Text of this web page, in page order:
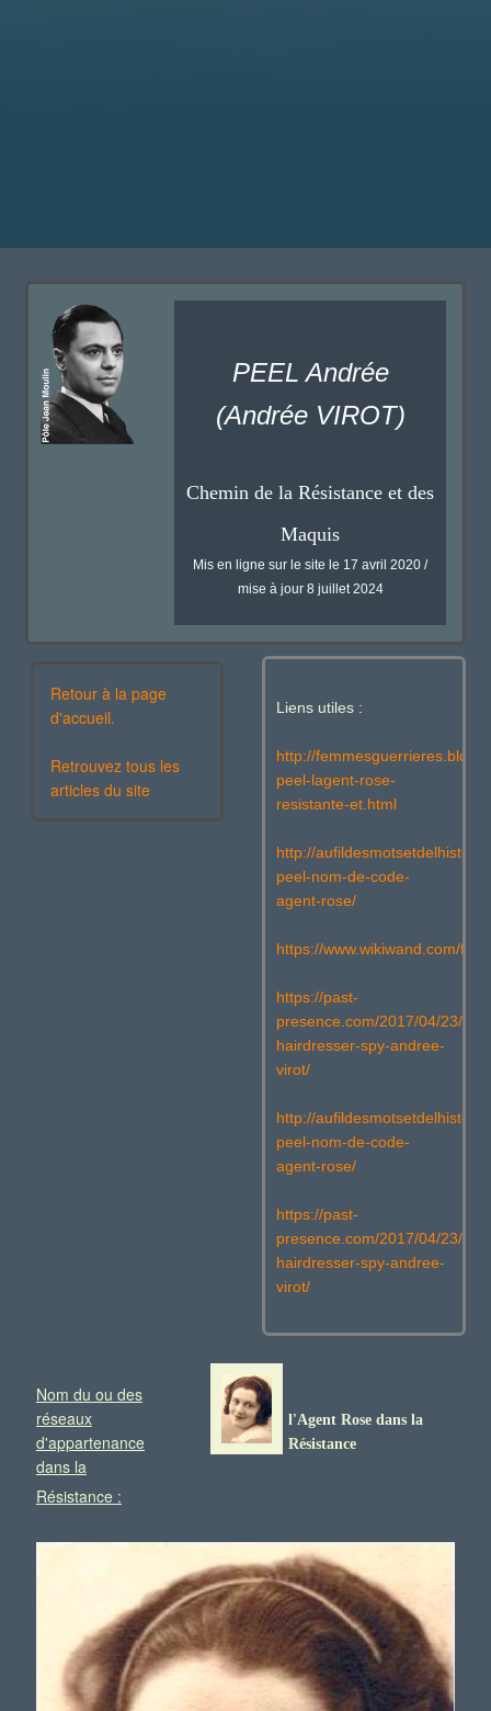
PEEL Andrée
(Andrée VIROT)
Chemin de la Résistance et des
Maquis
Mis en ligne sur le site le 17 avril 2020 /
mise à jour 8 juillet 2024
Retour à la page
d'accueil.
Retrouvez tous les
articles du site
Liens utiles :
http://
peel-lagent-rose-
resistante-et.html
http://
peel-nom-de-code-
agent-rose/
https://www.wikiwand.com/fr/
https://past-
presence.com/2017/04/23/the-
hairdresser-spy-andree-
virot/
http://
peel-nom-de-code-
agent-rose/
https://past-
presence.com/2017/04/23/the-
hairdresser-spy-andree-
virot/
Nom du ou des
réseaux
d'appartenance
dans la
Résistance :
l'Agent Rose dans la
Résistance